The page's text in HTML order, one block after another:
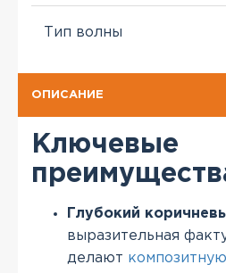
Тип волны
ОПИСАНИЕ
Ключевые
Глубокий
выразительная
делают композитную